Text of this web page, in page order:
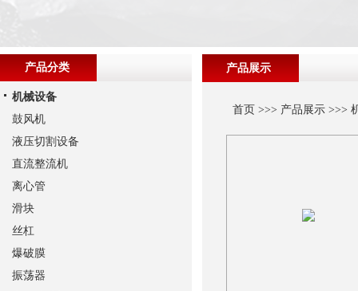
产品展示
首页 >>> 产品展示>>>
产品分类
机械设备
鼓风机
液压切割设备
直流整流机
离心管
滑块
丝杠
爆破膜
振荡器